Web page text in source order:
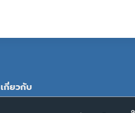
เกี่ยวกับ